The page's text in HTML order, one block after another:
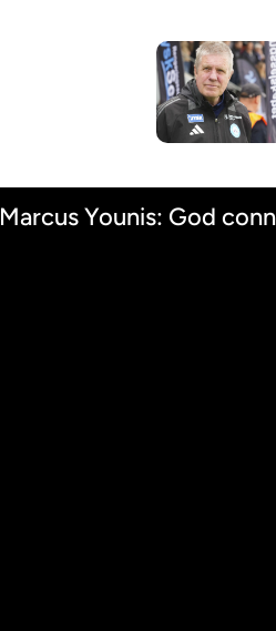
Marcus Younis: God